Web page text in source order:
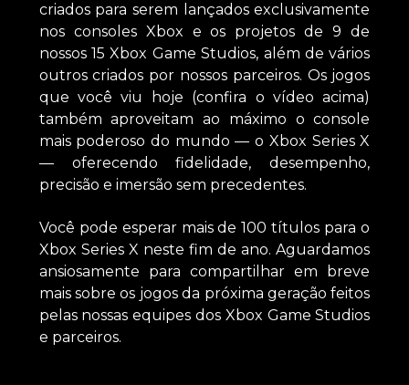
criados para serem lançados exclusivamente
nos consoles Xbox e os projetos de 9 de
nossos 15 Xbox Game Studios, além de vários
outros criados por nossos parceiros. Os jogos
que você viu hoje (confira o vídeo acima)
também aproveitam ao máximo o console
mais poderoso do mundo — o Xbox Series X
— oferecendo fidelidade, desempenho,
precisão e imersão sem precedentes.
Você pode esperar mais de 100 títulos para o
Xbox Series X neste fim de ano. Aguardamos
ansiosamente para compartilhar em breve
mais sobre os jogos da próxima geração feitos
pelas nossas equipes dos Xbox Game Studios
e parceiros.